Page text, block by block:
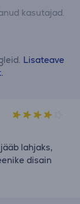
kasutajad.
Lisateave
lahjaks,
disain